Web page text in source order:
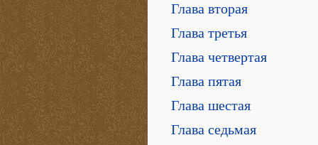
Глава вторая
Глава третья
Глава четвертая
Глава пятая
Глава шестая
Глава седьмая